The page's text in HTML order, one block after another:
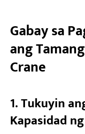
Gabay sa
ang
Crane​
1. Tukuyin
Kapasidad